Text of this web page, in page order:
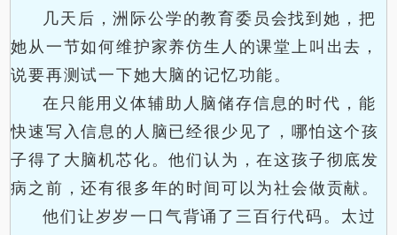
几天后，洲际公学的教育委员会找到她，把
她从一节如何维护家养仿生人的课堂上叫出去，
说要再测试一下她大脑的记忆功能。
在只能用义体辅助人脑储存信息的时代，能
快速写入信息的人脑已经很少见了，哪怕这个孩
子得了大脑机芯化。他们认为，在这孩子彻底发
病之前，还有很多年的时间可以为社会做贡献。
他们让岁岁一口气背诵了三百行代码。太过